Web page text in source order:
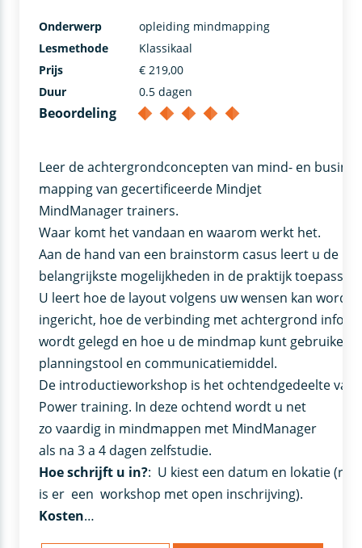
Leer de achtergrondconcepten van mind- en
mapping van gecertificeerde Mindjet
MindManager trainers.
Waar komt het vandaan en waarom werkt het.
Aan de hand van een brainstorm casus leert u de
belangrijkste mogelijkheden in de praktijk
U leert hoe de layout volgens uw wensen kan
ingericht, hoe de verbinding met achtergrond
wordt gelegd en hoe u de mindmap kunt gebruiken
planningstool en communicatiemiddel.
De introductieworkshop is het ochtendgedeelte van
Power training. In deze ochtend wordt u net
zo vaardig in mindmappen met MindManager
als na 3 a 4 dagen zelfstudie.
Hoe schrijft u in?: U kiest een datum en lokatie
is er een workshop met open inschrijving).
Kosten…
Onderwerp
opleiding mindmapping
Lesmethode
Klassikaal
Prijs
€ 219,00
Duur
0.5 dagen
Beoordeling